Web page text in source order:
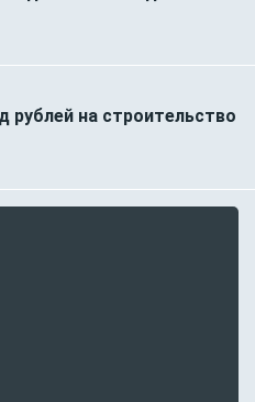
рублей на строительство